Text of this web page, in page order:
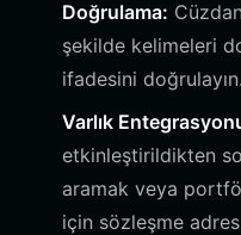
Doğrulama:
şekilde kelimeleri
ifadesini doğrulayın.
Varlık
etkinleştirildikten
aramak veya
için sözleşme